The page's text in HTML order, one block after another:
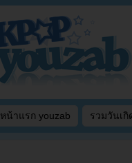
หน้าแรก youzab รวมวันเ